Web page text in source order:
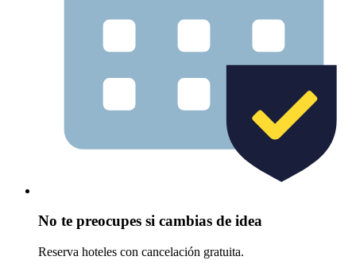
No te preocupes si cambias de idea
Reserva hoteles con cancelación gratuita.